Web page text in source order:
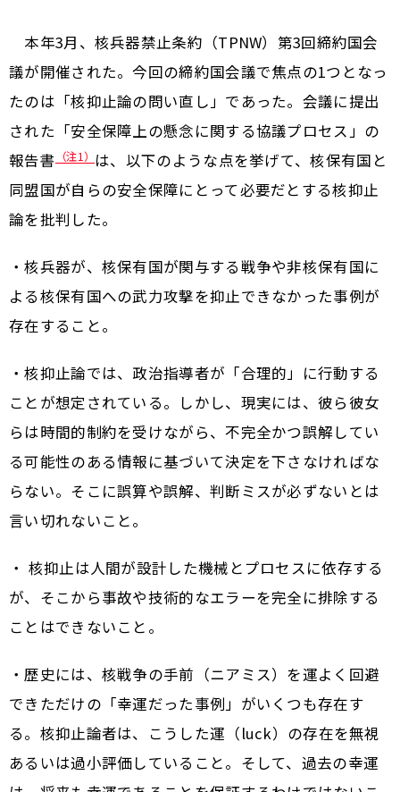
本年3月、核兵器禁止条約（TPNW）第3回締約国会
議が開催された。今回の締約国会議で焦点の1つとなっ
たのは「核抑止論の問い直し」であった。会議に提出
された「安全保障上の懸念に関する協議プロセス」の
報告書 （注1） は、以下のような点を挙げて、核保有国と
同盟国が自らの安全保障にとって必要だとする核抑止
論を批判した。
・核兵器が、核保有国が関与する戦争や非核保有国に
よる核保有国への武力攻撃を抑止できなかった事例が
存在すること。
・核抑止論では、政治指導者が「合理的」に行動する
ことが想定されている。しかし、現実には、彼ら彼女
らは時間的制約を受けながら、不完全かつ誤解してい
る可能性のある情報に基づいて決定を下さなければな
らない。そこに誤算や誤解、判断ミスが必ずないとは
言い切れないこと。
・ 核抑止は人間が設計した機械とプロセスに依存する
が、そこから事故や技術的なエラーを完全に排除する
ことはできないこと。
・歴史には、核戦争の手前（ニアミス）を運よく回避
できただけの「幸運だった事例」がいくつも存在す
る。核抑止論者は、こうした運（luck）の存在を無視
あるいは過小評価していること。そして、過去の幸運